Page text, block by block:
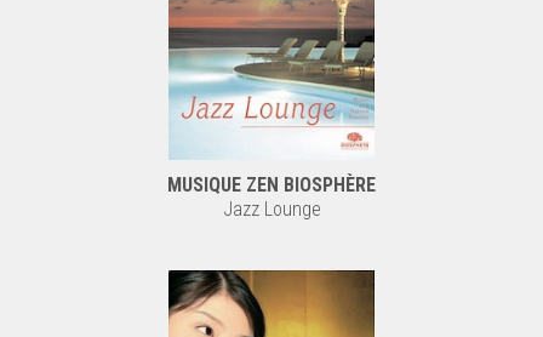
MUSIQUE ZEN BIOSPHÈRE
Jazz Lounge